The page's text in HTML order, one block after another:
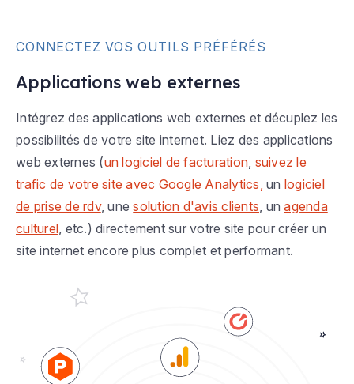
CONNECTEZ VOS OUTILS PRÉFÉRÉS
Applications web externes
Intégrez des applications web externes et décuplez les
possibilités de votre site internet. Liez des applications
web externes (un logiciel de facturation, suivez le
trafic de votre site avec Google Analytics, un logiciel
de prise de rdv, unesolution d'avis clients, unagenda
culturel, etc.) directement sur votre site pour créer un
site internet encore plus complet et performant.